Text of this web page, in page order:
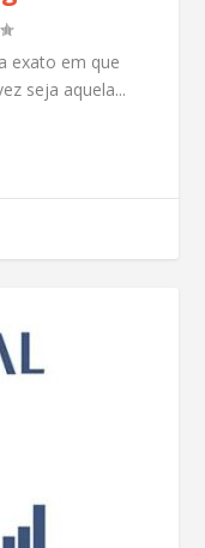
exato em que
seja aquela...